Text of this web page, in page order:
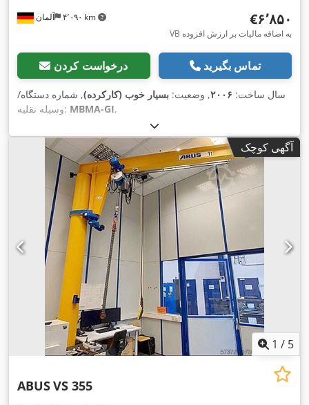
آلمان ۴٬۰۹۰ km ‎€۶٬۸۵۰
VB به اضافه مالیات بر ارزش افزوده
درخواست کردن تماس بگیرید
سال ساخت: ۲۰۰۶, وضعیت: بسیار خوب (کارکرده), شماره دستگاه/
وسیله نقلیه: MBMA-GI,
آگهی کوچک
1 / 5
ABUSVS 355